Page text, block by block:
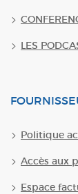
LES
Politique
Accès aux
Espace